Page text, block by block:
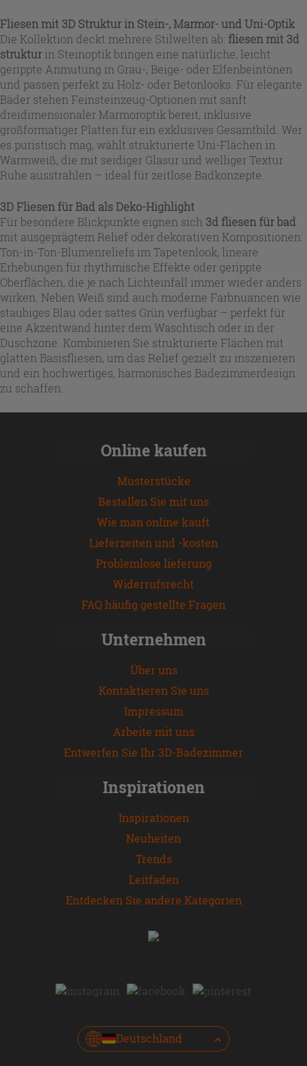
Fliesen mit 3D Strukturin Stein-, Marmor- und Uni-Optik
Die Kollektion deckt mehrere Stilwelten ab: fliesen mit 3d
strukturin Steinoptik bringen eine natürliche, leicht
gerippte Anmutung in Grau-, Beige- oder Elfenbeintönen
und passen perfekt zu Holz- oder Betonlooks. Für elegante
Bäder stehen Feinsteinzeug-Optionen mit sanft
dreidimensionaler Marmoroptik bereit, inklusive
großformatiger Platten für ein exklusives Gesamtbild. Wer
es puristisch mag, wählt strukturierte Uni-Flächen in
Warmweiß, die mit seidiger Glasur und welliger Textur
Ruhe ausstrahlen – ideal für zeitlose Badkonzepte.
3D Fliesen für Bad als Deko-Highlight
Für besondere Blickpunkte eignen sich 3d fliesen für bad
mit ausgeprägtem Relief oder dekorativen Kompositionen:
Ton-in-Ton-Blumenreliefs im Tapetenlook, lineare
Erhebungen für rhythmische Effekte oder gerippte
Oberflächen, die je nach Lichteinfall immer wieder anders
wirken. Neben Weiß sind auch moderne Farbnuancen wie
staubiges Blau oder sattes Grün verfügbar – perfekt für
eine Akzentwand hinter dem Waschtisch oder in der
Duschzone. Kombinieren Sie strukturierte Flächen mit
glatten Basisfliesen, um das Relief gezielt zu inszenieren
und ein hochwertiges, harmonisches Badezimmerdesign
zu schaffen.
Online kaufen
Musterstücke
Bestellen Sie mit uns
Wie man online kauft
Lieferzeiten und -kosten
Problemlose lieferung
Widerrufsrecht
FAQ häufig gestellte Fragen
Unternehmen
Über uns
Kontaktieren Sie uns
Impressum
Arbeite mit uns
Entwerfen Sie Ihr 3D-Badezimmer
Inspirationen
Inspirationen
Neuheiten
Trends
Leitfaden
Entdecken Sie andere Kategorien
Deutschland